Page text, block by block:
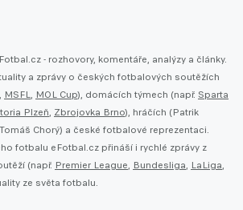
- rozhovory, komentáře, analýzy a články.
a zprávy o českých fotbalových soutěžích
, MSFL, MOL Cup), domácích týmech (např. Sparta
Plzeň, Zbrojovka Brno), hráčích (Patrik
Chorý) a české fotbalové reprezentaci.
fotbalu eFotbal.cz přináší i rychlé zprávy z
(např. Premier League, Bundesliga, LaLiga,
ze světa fotbalu.